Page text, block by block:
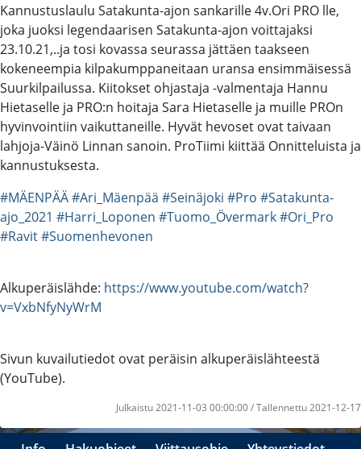
Kannustuslaulu Satakunta-ajon sankarille 4v.Ori PRO lle,
joka juoksi legendaarisen Satakunta-ajon voittajaksi
23.10.21,..ja tosi kovassa seurassa jättäen taakseen
kokeneempia kilpakumppaneitaan uransa ensimmäisessä
Suurkilpailussa. Kiitokset ohjastaja -valmentaja Hannu
Hietaselle ja PRO:n hoitaja Sara Hietaselle ja muille PROn
hyvinvointiin vaikuttaneille. Hyvät hevoset ovat taivaan
lahjoja-Väinö Linnan sanoin. ProTiimi kiittää Onnitteluista ja
kannustuksesta.
#MÄENPÄÄ#Ari_Mäenpää #Seinäjoki #Pro #Satakunta-
ajo_2021 #Harri_Loponen #Tuomo_Övermark#Ori_Pro
#Ravit#Suomenhevonen
Alkuperäislähde: https://www.youtube.com/watch?
v=VxbNfyNyWrM
Sivun kuvailutiedot ovat peräisin alkuperäislähteestä
(YouTube).
Julkaistu 2021-11-03 00:00:00 / Tallennettu 2021-12-17